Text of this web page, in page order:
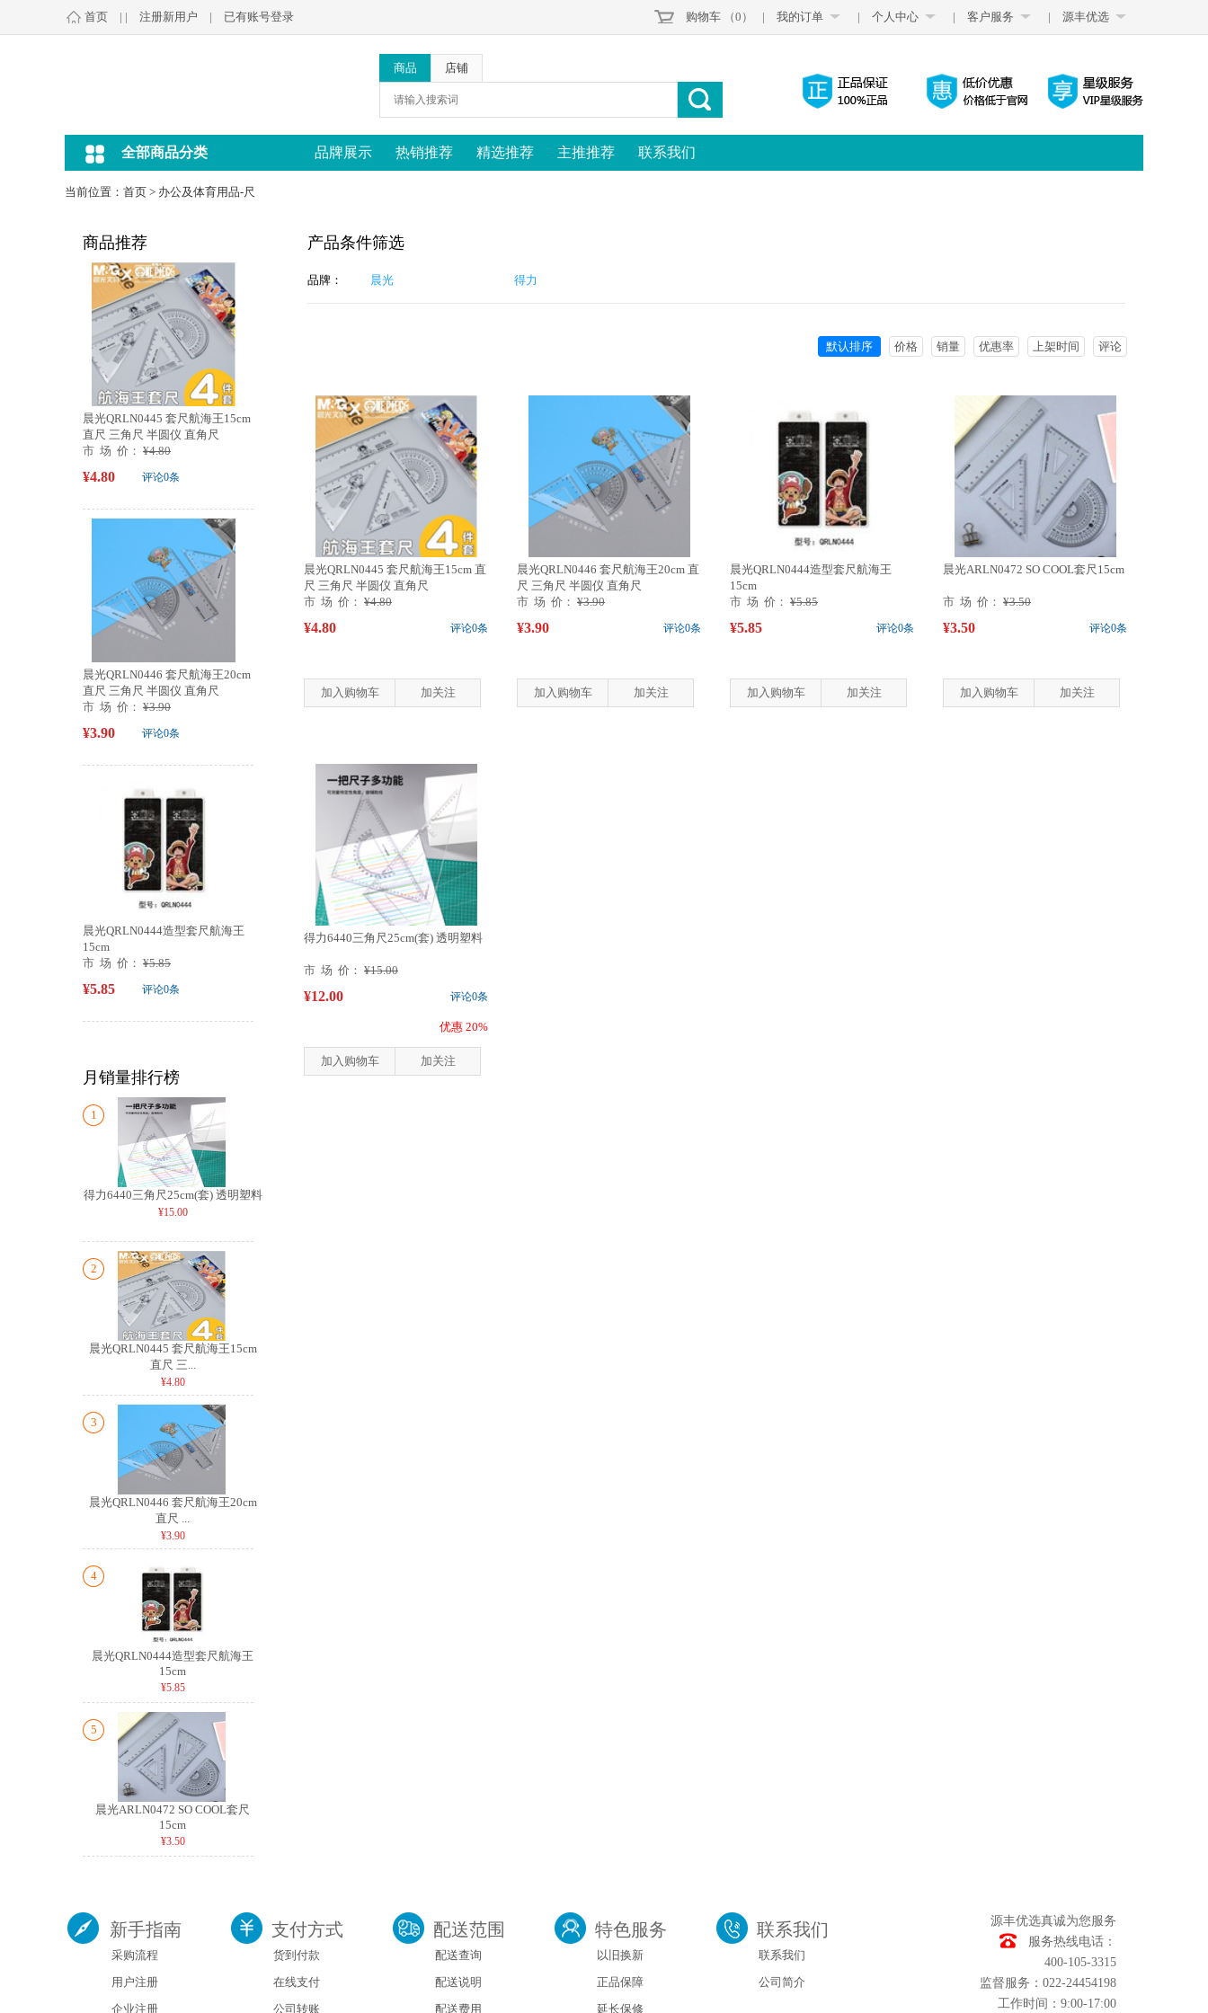
购物车 （0） | 我的订单 | 个人中心 | 客户服务 | 源丰优选
首页 | | 注册新用户 | 已有账号登录
商品 店铺
全部商品分类 品牌展示 热销推荐 精选推荐 主推推荐 联系我们
当前位置： 首页 > 办公及体育用品-尺
商品推荐
晨光QRLN0445 套尺航海王15cm
直尺 三角尺 半圆仪 直角尺
市 场 价： ¥4.80
评论0条
¥4.80
晨光QRLN0446 套尺航海王20cm
直尺 三角尺 半圆仪 直角尺
市 场 价： ¥3.90
评论0条
¥3.90
晨光QRLN0444造型套尺航海王
15cm
市 场 价： ¥5.85
评论0条
¥5.85
月销量排行榜
1
得力6440三角尺25cm(套) 透明塑料
¥15.00
2
晨光QRLN0445 套尺航海王15cm
直尺 三...
¥4.80
3
晨光QRLN0446 套尺航海王20cm
直尺 ...
¥3.90
4
晨光QRLN0444造型套尺航海王
15cm
¥5.85
5
晨光ARLN0472 SO COOL套尺
15cm
¥3.50
产品条件筛选
品牌： 晨光 得力
默认排序 价格 销量 优惠率 上架时间 评论
晨光QRLN0445 套尺航海王15cm 直
尺 三角尺 半圆仪 直角尺
市 场 价： ¥4.80
评论0条
¥4.80
加入购物车 加关注
晨光QRLN0446 套尺航海王20cm 直
尺 三角尺 半圆仪 直角尺
市 场 价： ¥3.90
评论0条
¥3.90
加入购物车 加关注
晨光QRLN0444造型套尺航海王
15cm
市 场 价： ¥5.85
评论0条
¥5.85
加入购物车 加关注
晨光ARLN0472 SO COOL套尺15cm
市 场 价： ¥3.50
评论0条
¥3.50
加入购物车 加关注
得力6440三角尺25cm(套) 透明塑料
市 场 价： ¥15.00
评论0条
¥12.00
优惠 20%
加入购物车 加关注
新手指南
采购流程
用户注册
企业注册
支付方式
货到付款
在线支付
公司转账
配送范围
配送查询
配送说明
配送费用
特色服务
以旧换新
正品保障
延长保修
联系我们
联系我们
公司简介
源丰优选真诚为您服务
服务热线电话：
400-105-3315
监督服务：022-24454198
工作时间：9:00-17:00